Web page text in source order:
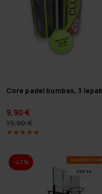
Core padel bumbas, 3
9,90 €
19,90 €
-47% VA­SA­RAS
LĪDZ 9.8.